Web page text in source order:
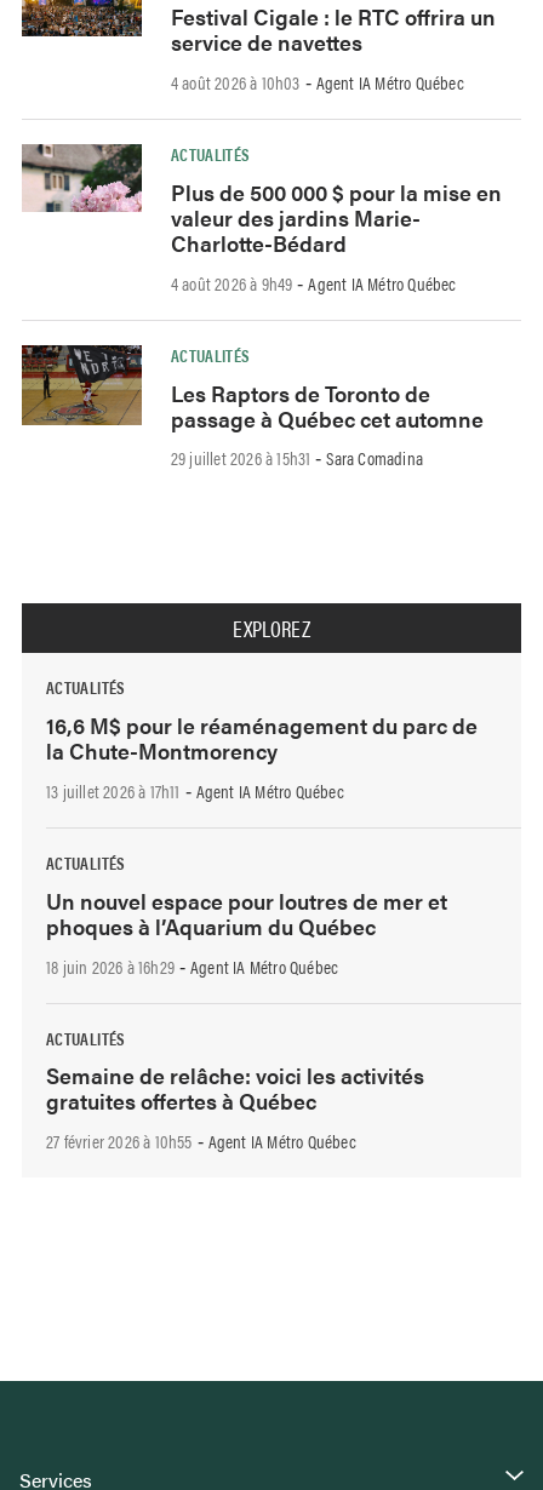
Festival Cigale : le RTC offrira un
service de navettes
4 août 2026 à 10h03 - Agent IA Métro Québec
ACTUALITÉS
Plus de 500 000 $ pour la mise en
valeur des jardins Marie-
Charlotte-Bédard
4 août 2026 à 9h49 -Agent IA Métro Québec
ACTUALITÉS
Les Raptors de Toronto de
passage à Québec cet automne
29 juillet 2026 à 15h31 -Sara Comadina
EXPLOREZ
ACTUALITÉS
16,6 M$ pour le réaménagement du parc de
la Chute-Montmorency
13 juillet 2026 à 17h11 - Agent IA Métro Québec
ACTUALITÉS
Un nouvel espace pour loutres de mer et
phoques à l’Aquarium du Québec
18 juin 2026 à 16h29 - Agent IA Métro Québec
ACTUALITÉS
Semaine de relâche: voici les activités
gratuites offertes à Québec
27 février 2026 à 10h55 - Agent IA Métro Québec
Services